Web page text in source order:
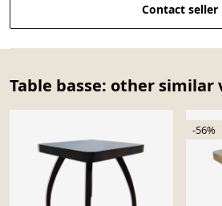
Contact seller
Table basse: other similar
-56%